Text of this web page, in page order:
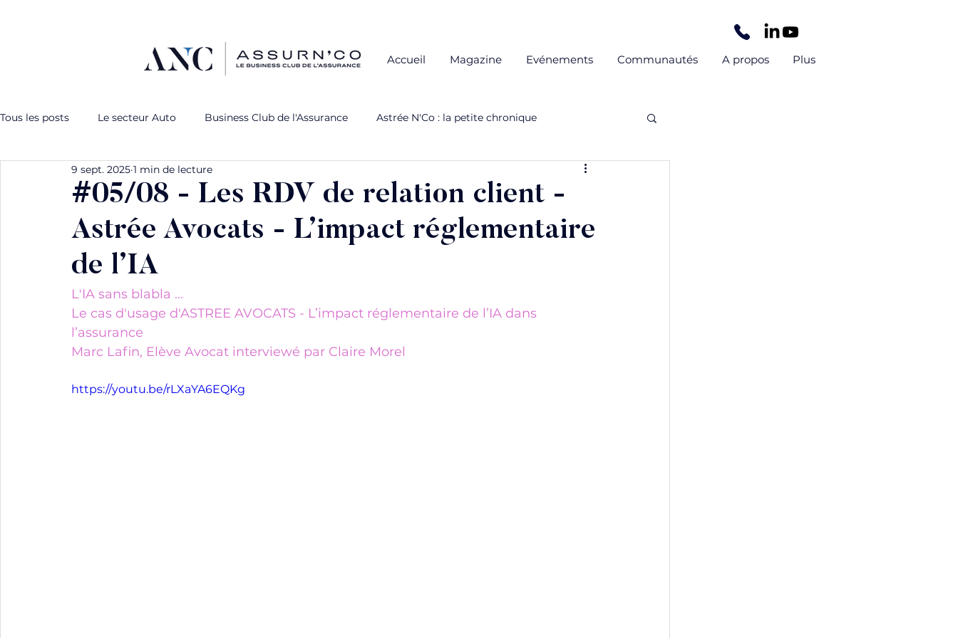
Accueil Magazine Evénements Communautés A propos Plus
Tous les posts Le secteur Auto Business Club de l'Assurance Astrée N'Co : la petite chronique
L'expérience client Capsules partenaires Cuisine & Connexions
#05/08 - Les RDV de relation client -
Astrée Avocats - L’impact réglementaire
de l’IA
9 sept. 2025 1 min de lecture
L'IA sans blabla ...
Le cas d'usage d'ASTREE AVOCATS - L’impact réglementaire de l’IA dans
l’assurance
Marc Lafin, Elève Avocat interviewé par Claire Morel
https://youtu.be/rLXaYA6EQKg